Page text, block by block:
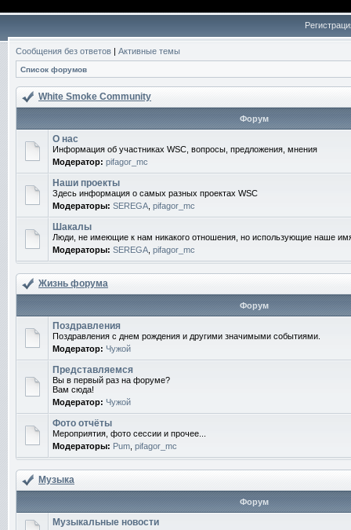
Сообщения без ответов | Активные темы
Список форумов
White Smoke Community
Форум
О нас
Информация об участниках WSC, вопросы, предложения, мнения
Модератор: pifagor_mc
Наши проекты
Здесь информация о самых разных проектах WSC
Модераторы: SEREGA pifagor_mc
Шакалы
Люди, не имеющие к нам никакого отношения, но использующие наше
Модераторы: SEREGA pifagor_mc
Жизнь форума
Форум
Поздравления
Поздравления с днем рождения и другими значимыми событиями.
Модератор: Чужой
Представляемся
Вы в первый раз на форуме?
Вам сюда!
Модератор: Чужой
Фото отчёты
Мероприятия, фото сессии и прочее...
Модераторы: Pum pifagor_mc
Музыка
Форум
Музыкальные новости